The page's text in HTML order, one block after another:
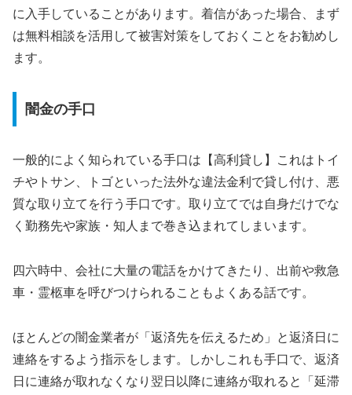
に入手していることがあります。着信があった場合、まず
は無料相談を活用して被害対策をしておくことをお勧めし
ます。
闇金の手口
一般的によく知られている手口は【高利貸し】これはトイ
チやトサン、トゴといった法外な違法金利で貸し付け、悪
質な取り立てを行う手口です。取り立てでは自身だけでな
く勤務先や家族・知人まで巻き込まれてしまいます。
四六時中、会社に大量の電話をかけてきたり、出前や救急
車・霊柩車を呼びつけられることもよくある話です。
ほとんどの闇金業者が「返済先を伝えるため」と返済日に
連絡をするよう指示をします。しかしこれも手口で、返済
日に連絡が取れなくなり翌日以降に連絡が取れると「延滞